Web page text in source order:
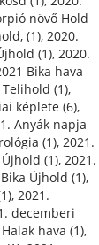
növő Hold
(1), 2020.
(1), 2020.
Bika hava
(1),
képlete (6),
Anyák napja
(1), 2021.
(1), 2021.
Újhold (1),
, 2021.
decemberi
hava (1),